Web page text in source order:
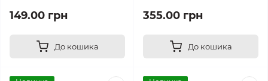
149.00 грн
До кошика
355.00 грн
До кошика